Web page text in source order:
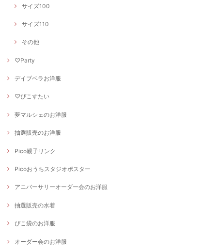
サイズ100
サイズ110
その他
♡Party
デイブベラお洋服
♡ぴこすたい
夢マルシェのお洋服
抽選販売のお洋服
Pico親子リンク
Picoおうちスタジオポスター
アニバーサリーオーダー会のお洋服
抽選販売の水着
ぴこ袋のお洋服
オーダー会のお洋服